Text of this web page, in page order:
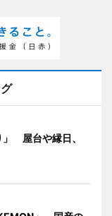
」 屋台や縁日、